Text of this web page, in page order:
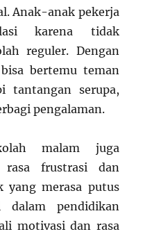
Anak-anak pekerja
karena tidak
reguler. Dengan
bertemu teman
tantangan serupa,
pengalaman.
malam juga
rasa frustrasi dan
yang merasa putus
dalam pendidikan
motivasi dan rasa